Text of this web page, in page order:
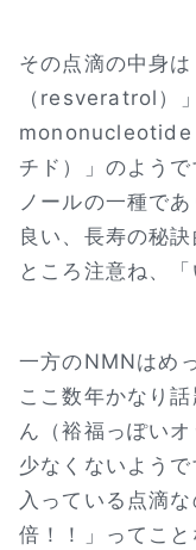
その点滴の中身
（resveratrol）
mononucleotide
チド）」のよう
ノールの一種で
良い、長寿の秘
ところ注意ね、
一方のNMNはめ
ここ数年かなり
ん（裕福っぽい
少なくないよう
入っている点滴
倍！！」ってこと